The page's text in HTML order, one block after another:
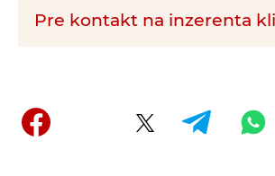
Pre kontakt na inzerenta